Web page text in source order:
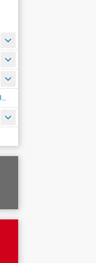
MIĘDZYZAKŁADOWA KASA ZAPOMOGOWO-POŻYCZKOWA